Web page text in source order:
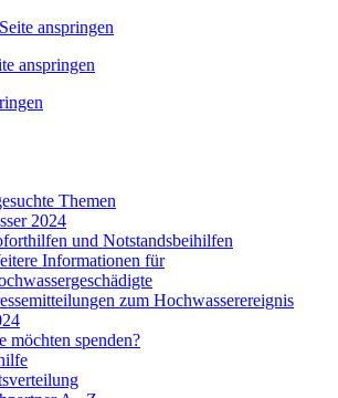
anspringen
anspringen
Themen
2024
und Notstandsbeihilfen
Informationen für
zum Hochwasserereignis
möchten spenden?